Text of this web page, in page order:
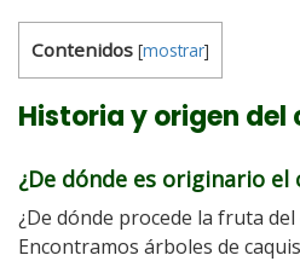
Contenidos [mostrar]
Historia y origen del
¿De dónde es originario el
¿De dónde procede la fruta
Encontramos árboles de